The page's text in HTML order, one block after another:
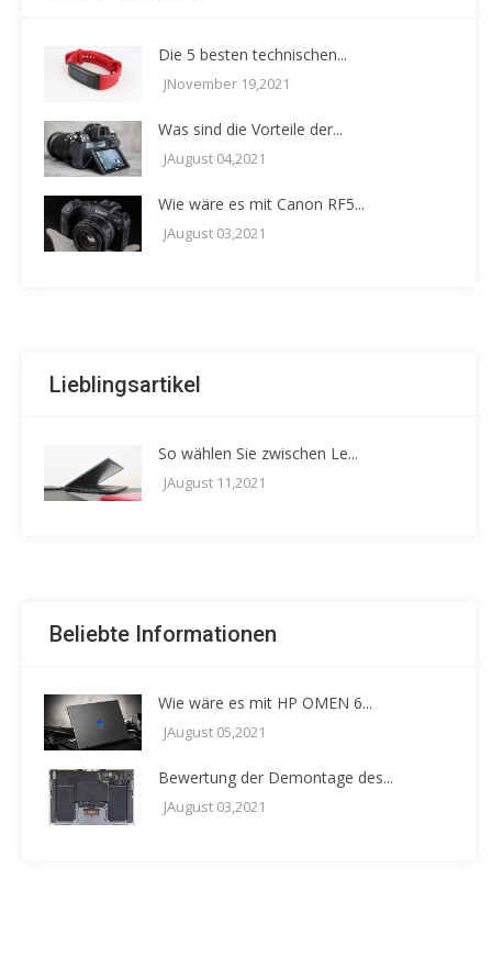
Die 5 besten technischen...
JNovember 19,2021
Was sind die Vorteile der...
JAugust 04,2021
Wie wäre es mit Canon RF5...
JAugust 03,2021
Lieblingsartikel
So wählen Sie zwischen Le...
JAugust 11,2021
Beliebte Informationen
Wie wäre es mit HP OMEN 6...
JAugust 05,2021
Bewertung der Demontage des...
JAugust 03,2021